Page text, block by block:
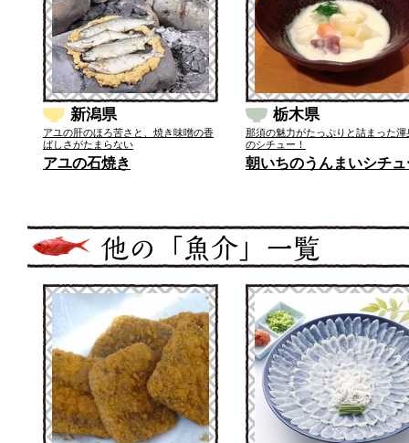
新潟県
アユの肝のほろ苦さと、焼き味噌の香
ばしさがたまらない
アユの石焼き
栃木県
那須の魅力がたっぷりと詰まった渾
のシチュー！
朝いちのうんまいシチュ